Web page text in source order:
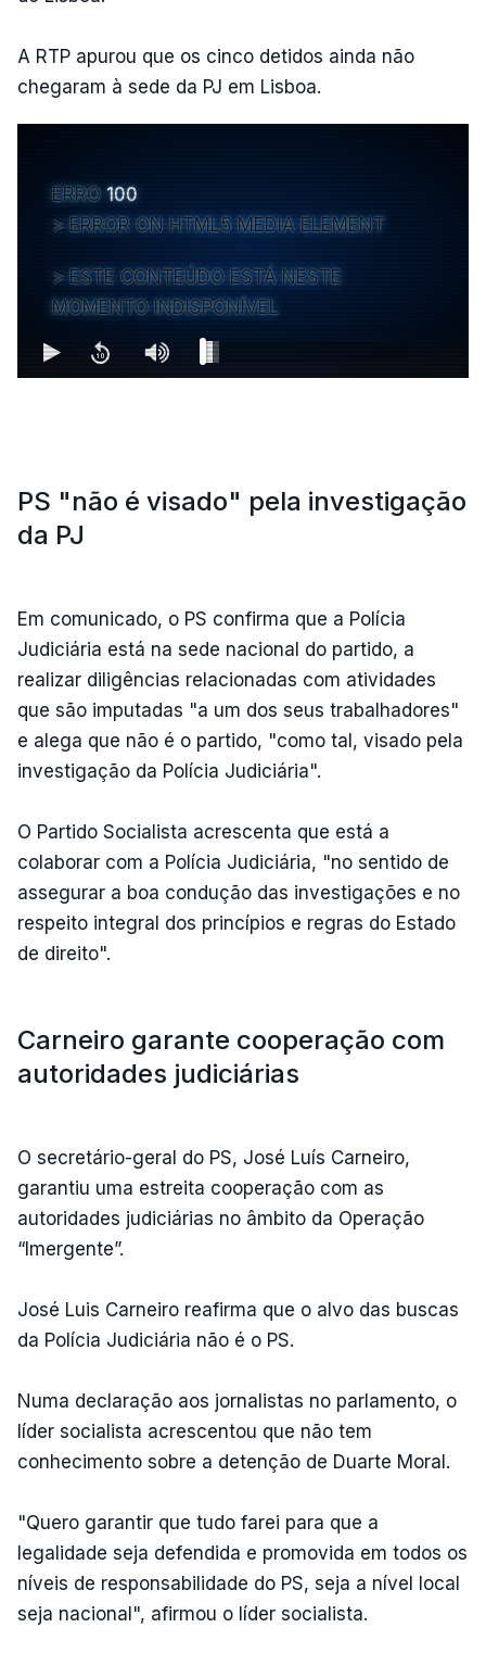
A RTP apurou que os cinco detidos ainda não
chegaram à sede da PJ em Lisboa.
ERRO 100
ERROR ON HTML5 MEDIA ELEMENT
ESTE CONTEÚDO ESTÁ NESTE
MOMENTO INDISPONÍVEL
PS "não é visado" pela investigação
da PJ
Em comunicado, o PS confirma que a Polícia
Judiciária está na sede nacional do partido, a
realizar diligências relacionadas com atividades
que são imputadas "a um dos seus trabalhadores"
e alega que não é o partido, "como tal, visado pela
investigação da Polícia Judiciária".
O Partido Socialista acrescenta que está a
colaborar com a Polícia Judiciária, "no sentido de
assegurar a boa condução das investigações e no
respeito integral dos princípios e regras do Estado
de direito".
Carneiro garante cooperação com
autoridades judiciárias
O secretário-geral do PS, José Luís Carneiro,
garantiu uma estreita cooperação com as
autoridades judiciárias no âmbito da Operação
“Imergente”.
José Luis Carneiro reafirma que o alvo das buscas
da Polícia Judiciária não é o PS.
Numa declaração aos jornalistas no parlamento, o
líder socialista acrescentou que não tem
conhecimento sobre a detenção de Duarte Moral.
"Quero garantir que tudo farei para que a
legalidade seja defendida e promovida em todos os
níveis de responsabilidade do PS, seja a nível local
seja nacional", afirmou o líder socialista.